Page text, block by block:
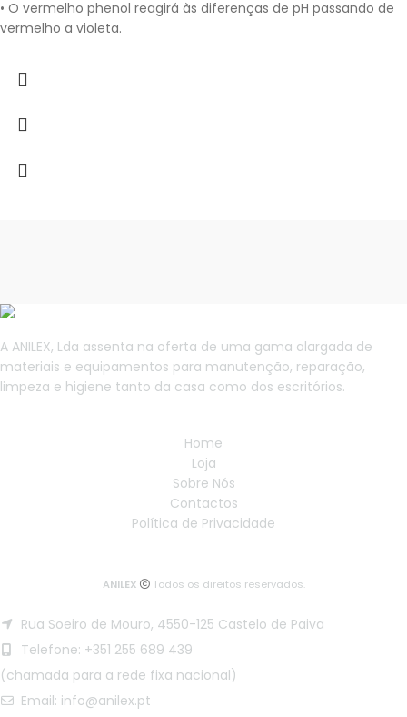
• O vermelho phenol reagirá às diferenças de pH passando de
vermelho a violeta.
A ANILEX, Lda assenta na oferta de uma gama alargada de
materiais e equipamentos para manutenção, reparação,
limpeza e higiene tanto da casa como dos escritórios.
Home
Loja
Sobre Nós
Contactos
Política de Privacidade
ANILEX Todos os direitos reservados.
Rua Soeiro de Mouro, 4550-125 Castelo de Paiva
Telefone: +351 255 689 439
(chamada para a rede fixa nacional)
Email: info@anilex.pt